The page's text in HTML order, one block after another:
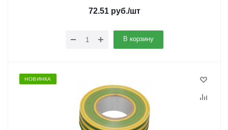
72.51 руб./шт
В корзину
НОВИНКА